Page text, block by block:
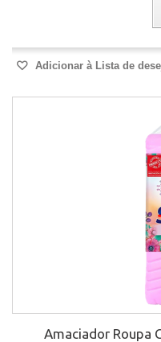
Adicionar à Lista de
Amaciador Roupa